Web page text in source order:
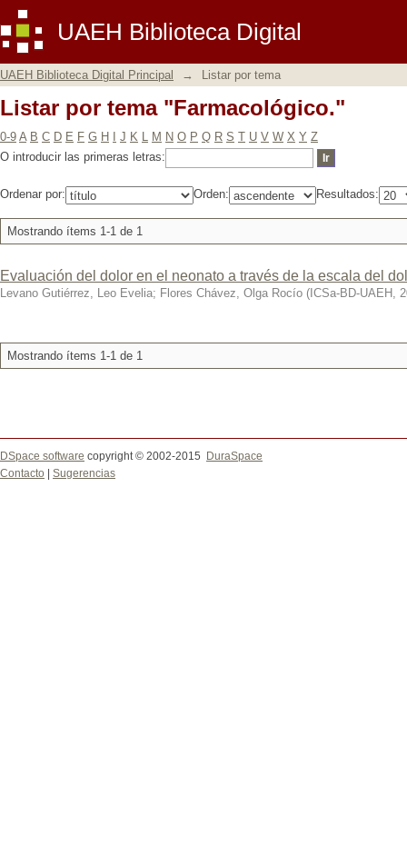
UAEH Biblioteca Digital
Listar por tema "Farmacológico."
UAEH Biblioteca Digital Principal → Listar por tema
Listar por tema "Farmacológico."
0-9 A B C D E F G H J K L M N O P Q R S T U V W X Y Z
O introducir las primeras letras:
Ordenar por: Orden: Resultados:
Mostrando ítems 1-1 de 1
Evaluación del dolor en el neonato a través de la escala del
Levano Gutiérrez, Leo Evelia; Flores Chávez, Olga Rocío ( ICSa-BD-UAEH ,
Mostrando ítems 1-1 de 1
DSpace software copyright © 2002-2015
DuraSpace
Contacto
Sugerencias